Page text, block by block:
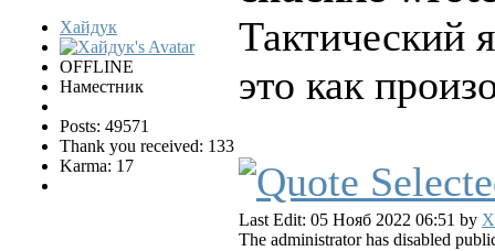
Хайдук
OFFLINE
Наместник
Posts: 49571
Thank you received: 133
Karma: 17
Тактический
это как
Last Edit: 05 Нояб 2022 06:51 by
The administrator has disabled